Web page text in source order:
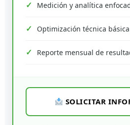
Medición y analítica
Optimización técnica básica
Reporte mensual de
SOLICITAR